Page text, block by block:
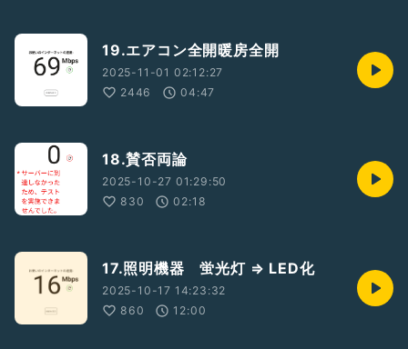
19.エアコン全開暖房全開
2025-11-01 02:12:27
2446
04:47
18.賛否両論
2025-10-27 01:29:50
830
02:18
17.照明機器 蛍光灯 ⇒ LED化
2025-10-17 14:23:32
860
12:00